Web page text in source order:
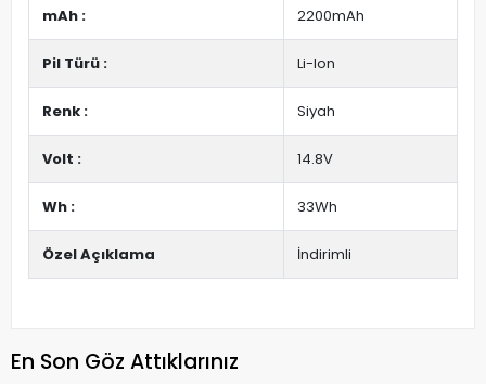
mAh : 2200mAh
Pil Türü : Li-Ion
Renk : Siyah
Volt : 14.8V
Wh : 33Wh
Özel Açıklama İndirimli
En Son Göz Attıklarınız